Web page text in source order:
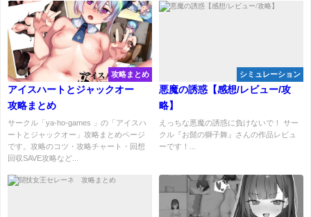
攻略まとめ
アイスハートとジャックオー
攻略まとめ
サークル「ya-ho-games 」の「アイスハ
ートとジャックオー」攻略まとめページ
です。攻略のコツ・攻略チャート・回想
回収SAVE攻略など...
シミュレーション
悪魔の誘惑【感想/レビュー/攻
略】
えっちな悪魔の誘惑に負けないで！ サー
クル『お髭の獅子舞』さんの作品レビュ
ーです！...